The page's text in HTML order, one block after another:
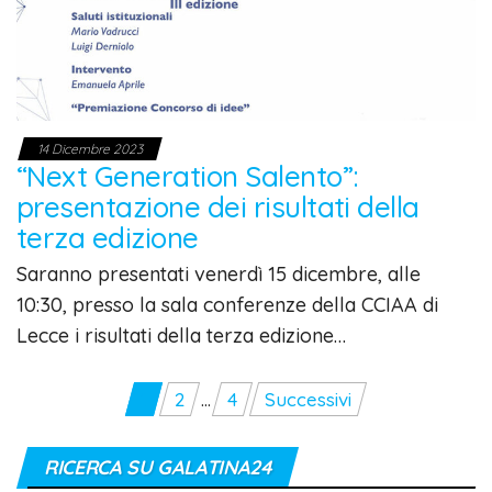
14 Dicembre 2023
“Next Generation Salento”:
presentazione dei risultati della
terza edizione
Saranno presentati venerdì 15 dicembre, alle
10:30, presso la sala conferenze della CCIAA di
Lecce i risultati della terza edizione…
Paginazione
degli
articoli
2 … 4 Successivi
RICERCA SU GALATINA24